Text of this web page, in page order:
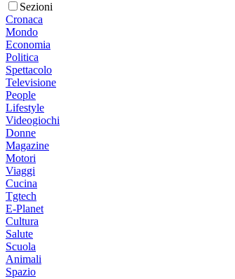
Sezioni
Cronaca
Mondo
Economia
Politica
Spettacolo
Televisione
People
Lifestyle
Videogiochi
Donne
Magazine
Motori
Viaggi
Cucina
Tgtech
E-Planet
Cultura
Salute
Scuola
Animali
Spazio